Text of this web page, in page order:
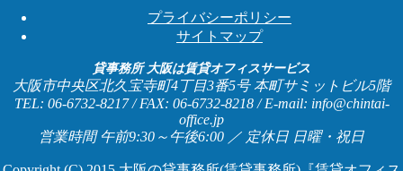
プライバシーポリシー
サイトマップ
貸事務所 大阪は賃貸オフィスサービス
大阪市中央区北久宝寺町4丁目3番5号 本町サミットビル5階
TEL: 06-6732-8217 / FAX: 06-6732-8218 / E-mail: info@chintai-
office.jp
営業時間 午前9:30～午後6:00 ／ 定休日 日曜・祝日